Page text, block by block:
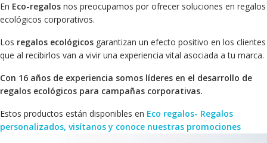
En Eco-regalos nos preocupamos por ofrecer soluciones en regalos
ecológicos corporativos.
Los regalos ecológicos garantizan un efecto positivo en los clientes
que al recibirlos van a vivir una experiencia vital asociada a tu marca.
Con 16 años de experiencia somos líderes en el desarrollo de
regalos ecológicos para campañas corporativas.
Estos productos están disponibles en Eco regalos- Regalos
personalizados, visítanos y conoce nuestras promociones